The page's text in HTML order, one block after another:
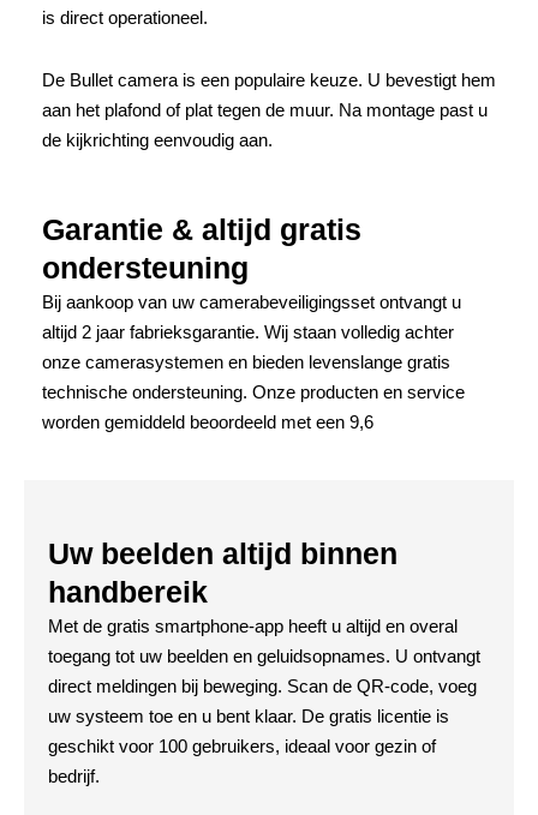
is direct operationeel.
De Bullet camera is een populaire keuze. U bevestigt hem
aan het plafond of plat tegen de muur. Na montage past u
de kijkrichting eenvoudig aan.
Garantie & altijd gratis
ondersteuning
Bij aankoop van uw camerabeveiligingsset ontvangt u
altijd 2 jaar fabrieksgarantie. Wij staan volledig achter
onze camerasystemen en bieden levenslange gratis
technische ondersteuning. Onze producten en service
worden gemiddeld beoordeeld met een 9,6
Uw beelden altijd binnen
handbereik
Met de gratis smartphone-app heeft u altijd en overal
toegang tot uw beelden en geluidsopnames. U ontvangt
direct meldingen bij beweging. Scan de QR-code, voeg
uw systeem toe en u bent klaar. De gratis licentie is
geschikt voor 100 gebruikers, ideaal voor gezin of
bedrijf.